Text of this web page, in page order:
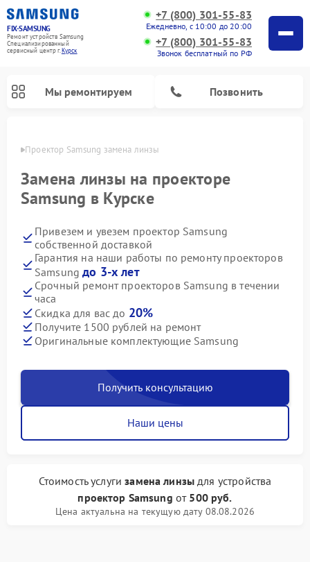
FIX-SAMSUNG
Ремонт устройств Samsung
Специализированный
cервисный центр г.Курск
+7 (800) 301-55-83
Ежедневно, с 10:00 до 20:00
+7 (800) 301-55-83
Звонок бесплатный по РФ
Мы ремонтируем Позвонить
Проектор Samsung замена линзы
Замена линзы на проекторе
Samsung в Курске
Привезем и увезем проектор Samsung
собственной доставкой
Гарантия на наши работы по ремонту проекторов
Samsungдо 3-х лет
Срочный ремонт проекторов Samsung в течении
часа
Скидка для вас до 20%
Получите 1500 рублей на ремонт
Оригинальные комплектующие Samsung
Получить консультацию
Наши цены
Стоимость услугизамена линзы для устройства
проектор Samsung от 500 руб.
Цена актуальна на текущую дату 08.08.2026